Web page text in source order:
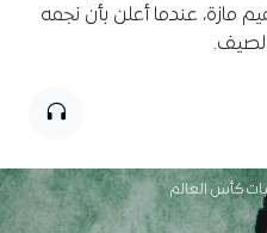
مازة، عندما أعلن بأن نجمه
كأس العالم